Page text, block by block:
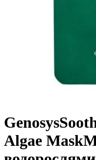
Genosys
Algae Mask